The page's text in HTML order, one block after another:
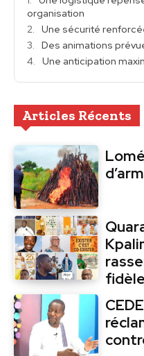
organisation
Une sécurité
Des animations
Une anticipation
Articles Récents